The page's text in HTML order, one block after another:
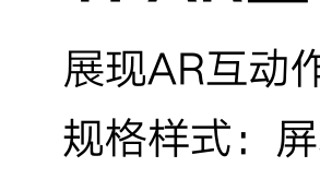
展现AR互动
规格样式：